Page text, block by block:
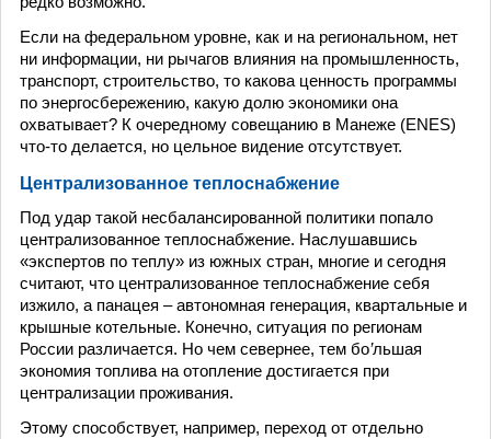
Если на федеральном уровне, как и на региональном, нет
ни информации, ни рычагов влияния на промышленность,
транспорт, строительство, то какова ценность программы
по энергосбережению, какую долю экономики она
охватывает? К очередному совещанию в Манеже (ENES)
что-то делается, но цельное видение отсутствует.
Централизованное теплоснабжение
Под удар такой несбалансированной политики попало
централизованное теплоснабжение. Наслушавшись
«экспертов по теплу» из южных стран, многие и сегодня
считают, что централизованное теплоснабжение себя
изжило, а панацея – автономная генерация, квартальные и
крышные котельные. Конечно, ситуация по регионам
России различается. Но чем севернее, тем бо’льшая
экономия топлива на отопление достигается при
централизации проживания.
Этому способствует, например, переход от отдельно